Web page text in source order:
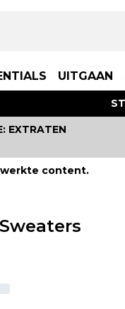
UITGAAN
EXTRATEN
content.